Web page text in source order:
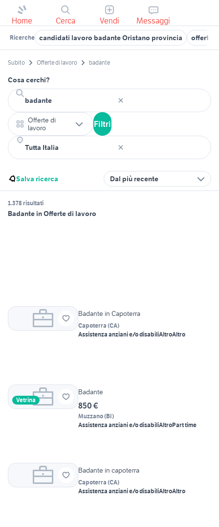
Home Cerca Vendi Messaggi
Ricerche candidati lavoro badante Oristano provincia offerte
Subito Offerte di lavoro badante
Cosa cerchi?
Offerte di
lavoro
Filtri
Salva ricerca Dal più recente
1.378 risultati
Badante in Offerte di lavoro
Badante in Capoterra
Capoterra (CA)
Assistenza anziani e/o disabiliAltroAltro
Vetrina
Badante
850 €
Muzzano(BI)
Assistenza anziani e/o disabiliAltroPart time
Badante in capoterra
Capoterra (CA)
Assistenza anziani e/o disabiliAltroAltro